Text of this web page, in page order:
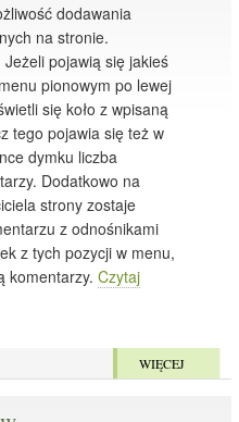
dodawania
na stronie.
pojawią się jakieś
pionowym po lewej
się koło z wpisaną
tego pojawia się też w
dymku liczba
Dodatkowo na
strony zostaje
z odnośnikami
z tych pozycji w menu,
komentarzy.Czytaj
WIĘCEJ